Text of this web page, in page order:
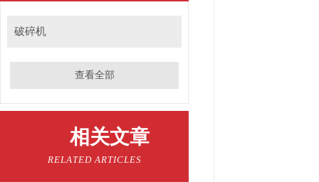
破碎机
查看全部
相关文章
RELATED ARTICLES